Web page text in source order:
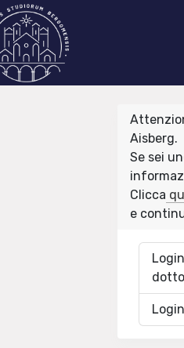
Aisberg.
Se sei
Clicca
e